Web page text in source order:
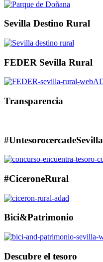
Sevilla Destino Rural
FEDER Sevilla Rural
Transparencia
#UntesorocercadeSevilla
#CiceroneRural
Bici&Patrimonio
Descubre el tesoro